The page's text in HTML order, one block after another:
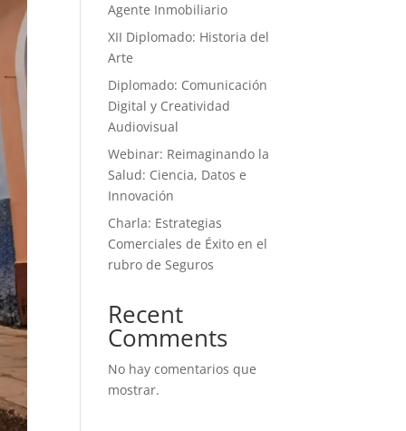
Agente Inmobiliario
XII Diplomado: Historia del
Arte
Diplomado: Comunicación
Digital y Creatividad
Audiovisual
Webinar: Reimaginando la
Salud: Ciencia, Datos e
Innovación
Charla: Estrategias
Comerciales de Éxito en el
rubro de Seguros
Recent
Comments
No hay comentarios que
mostrar.